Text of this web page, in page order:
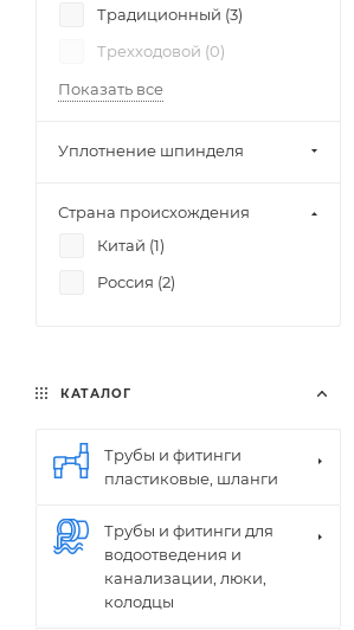
Традиционный (3)
Трехходовой (0)
Показать все
Уплотнение шпинделя
Страна происхождения
Китай (1)
Россия (2)
КАТАЛОГ
Трубы и фитинги
пластиковые, шланги
Трубы и фитинги для
водоотведения и
канализации, люки,
колодцы